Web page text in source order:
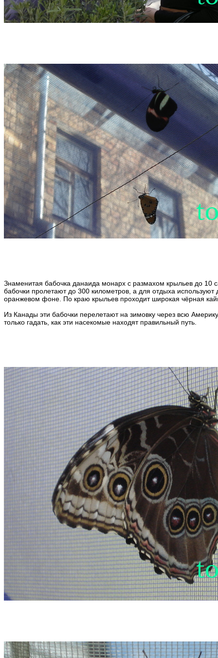
Знаменитая бабочка данаида монарх с размахом крыльев до 10
бабочки пролетают до 300 километров, а для отдыха
оранжевом фоне. По краю крыльев проходит широкая чёрная
Из Канады эти бабочки перелетают на зимовку через всю
только гадать, как эти насекомые находят правильный путь.